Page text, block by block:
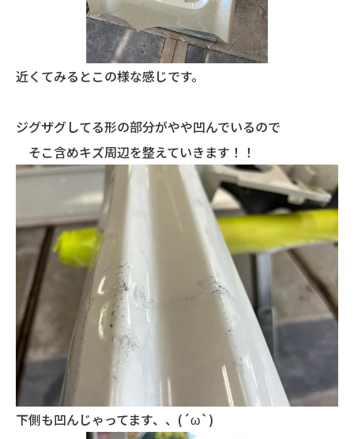
近くてみるとこの様な感じです。
ジグザグしてる形の部分がやや凹んでいるので
そこ含めキズ周辺を整えていきます！！
下側も凹んじゃってます、、(´ω`)